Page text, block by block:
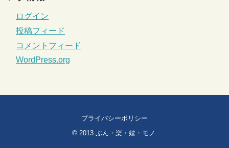
ログイン
投稿フィード
コメントフィード
WordPress.org
プライバシーポリシー
© 2013 ぶん・楽・嬉・モノ .